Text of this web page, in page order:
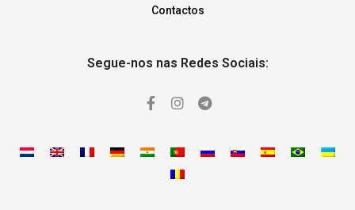
Contactos
Segue-nos nas Redes Sociais: